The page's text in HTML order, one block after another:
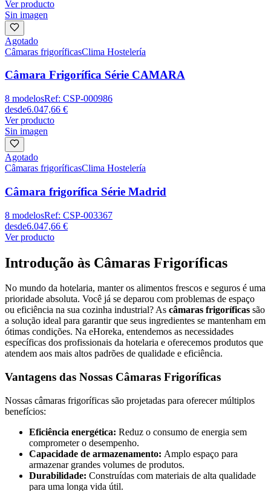
Ver producto
Sin imagen
Agotado
Câmaras frigoríficasClima Hostelería
Câmara Frigorífica Série CAMARA
8 modelosRef: CSP-000986
desde6.047,66 €
Ver producto
Sin imagen
Agotado
Câmaras frigoríficasClima Hostelería
Câmara frigorífica Série Madrid
8 modelosRef: CSP-003367
desde6.047,66 €
Ver producto
Introdução às Câmaras Frigoríficas
No mundo da hotelaria, manter os alimentos frescos e seguros é uma
prioridade absoluta. Você já se deparou com problemas de espaço
ou eficiência na sua cozinha industrial? As câmaras frigoríficas são
a solução ideal para garantir que seus ingredientes se mantenham em
ótimas condições. Na eHoreka, entendemos as necessidades
específicas dos profissionais da hotelaria e oferecemos produtos que
atendem aos mais altos padrões de qualidade e eficiência.
Vantagens das Nossas Câmaras Frigoríficas
Nossas câmaras frigoríficas são projetadas para oferecer múltiplos
benefícios:
Eficiência energética: Reduz o consumo de energia sem
comprometer o desempenho.
Capacidade de armazenamento: Amplo espaço para
armazenar grandes volumes de produtos.
Durabilidade: Construídas com materiais de alta qualidade
para uma longa vida útil.